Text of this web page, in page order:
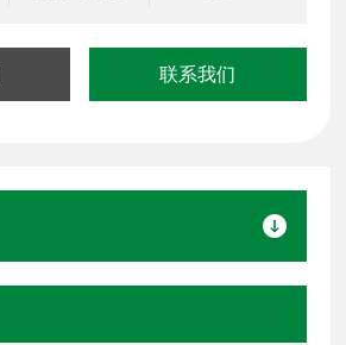
联系我们